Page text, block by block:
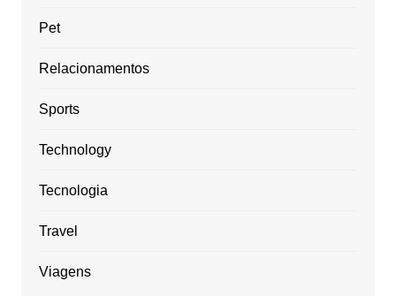
Pet
Relacionamentos
Sports
Technology
Tecnologia
Travel
Viagens